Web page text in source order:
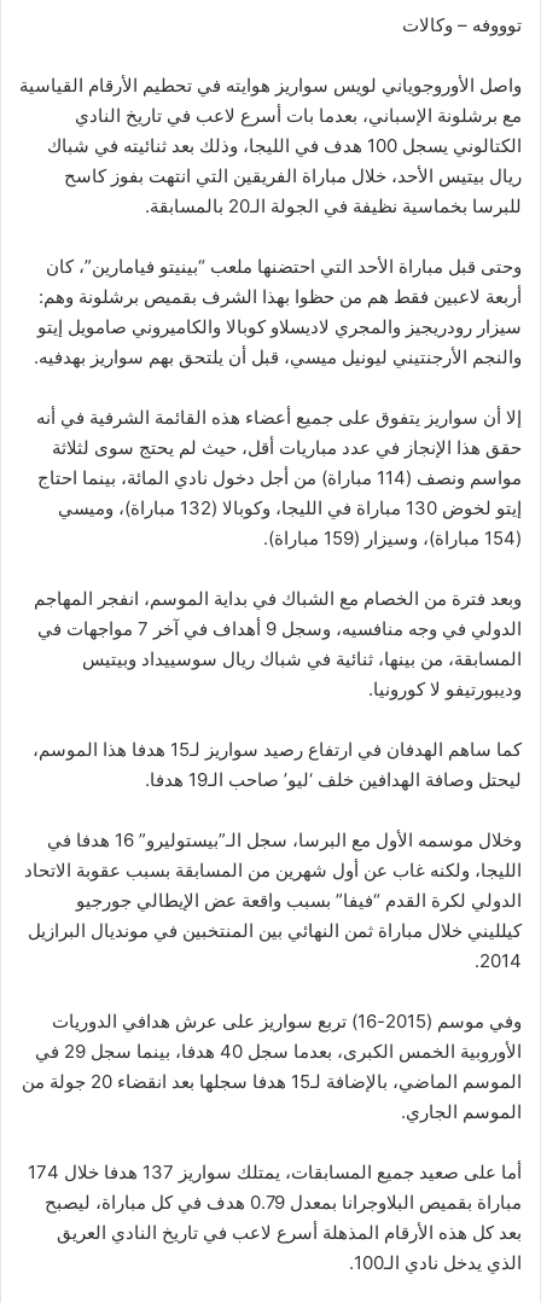
توووفه – وكالات
واصل الأوروجوياني لويس سواريز هوايته في تحطيم الأرقام القياسية
مع برشلونة الإسباني، بعدما بات أسرع لاعب في تاريخ النادي
الكتالوني يسجل 100 هدف في الليجا، وذلك بعد ثنائيته في شباك
ريال بيتيس الأحد، خلال مباراة الفريقين التي انتهت بفوز كاسح
للبرسا بخماسية نظيفة في الجولة الـ20 بالمسابقة.
وحتى قبل مباراة الأحد التي احتضنها ملعب “بينيتو فيامارين”، كان
أربعة لاعبين فقط هم من حظوا بهذا الشرف بقميص برشلونة وهم:
سيزار رودريجيز والمجري لاديسلاو كوبالا والكاميروني صامويل إيتو
والنجم الأرجنتيني ليونيل ميسي، قبل أن يلتحق بهم سواريز بهدفيه.
إلا أن سواريز يتفوق على جميع أعضاء هذه القائمة الشرفية في أنه
حقق هذا الإنجاز في عدد مباريات أقل، حيث لم يحتج سوى لثلاثة
مواسم ونصف (114 مباراة) من أجل دخول نادي المائة،
بينما احتاج
إيتو لخوض 130 مباراة في الليجا، وكوبالا (132 مباراة)، وميسي
(154 مباراة)، وسيزار (159 مباراة).
وبعد فترة من الخصام مع الشباك في بداية الموسم، انفجر المهاجم
الدولي في وجه منافسيه، وسجل 9 أهداف في آخر 7 مواجهات في
المسابقة، من بينها، ثنائية في شباك ريال سوسييداد وبيتيس
وديبورتيفو لا كورونيا.
كما ساهم الهدفان في ارتفاع رصيد سواريز لـ15 هدفا هذا الموسم،
ليحتل وصافة الهدافين خلف ‘ليو’ صاحب الـ19 هدفا.
وخلال موسمه الأول مع البرسا، سجل الـ”بيستوليرو” 16 هدفا في
الليجا، ولكنه غاب عن أول شهرين من المسابقة بسبب عقوبة الاتحاد
الدولي لكرة القدم “فيفا” بسبب واقعة عض الإيطالي جورجيو
كيلليني خلال مباراة ثمن النهائي بين المنتخبين في مونديال البرازيل
2014.
وفي موسم (2015-16) تربع سواريز على عرش هدافي الدوريات
الأوروبية الخمس الكبرى، بعدما سجل 40 هدفا، بينما سجل 29 في
الموسم الماضي، بالإضافة لـ15 هدفا سجلها بعد انقضاء 20 جولة من
الموسم الجاري.
أما على صعيد جميع المسابقات، يمتلك سواريز 137 هدفا خلال 174
مباراة بقميص البلاوجرانا بمعدل 0.79 هدف في كل مباراة، ليصبح
بعد كل هذه الأرقام المذهلة أسرع لاعب في تاريخ النادي العريق
الذي يدخل نادي الـ100.